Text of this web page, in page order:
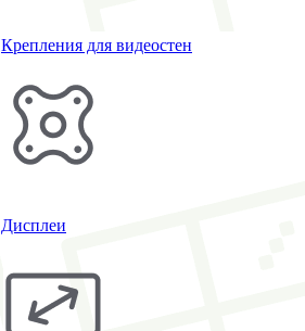
Крепления для видеостен
Дисплеи